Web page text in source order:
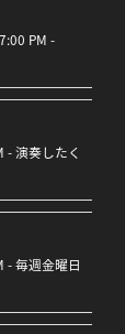
PM -
- 演奏したく
- 毎週金曜日